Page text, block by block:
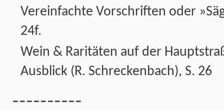
Vereinfachte Vorschriften oder
24f.
Wein & Raritäten auf der
Ausblick (R. Schreckenbach), S. 26